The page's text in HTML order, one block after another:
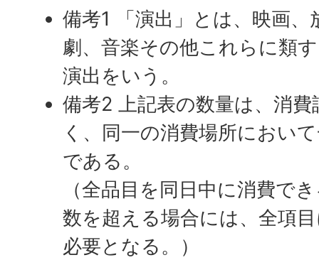
備考1 「演出」とは、映画、
劇、音楽その他これらに類
演出をいう。
備考2 上記表の数量は、消
く、同一の消費場所におい
である。
（全品目を同日中に消費で
数を超える場合には、全項
必要となる。）